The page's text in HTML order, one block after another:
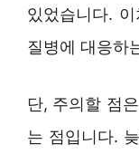
있었습니다.
질병에 대응하
단, 주의할 점
는 점입니다.